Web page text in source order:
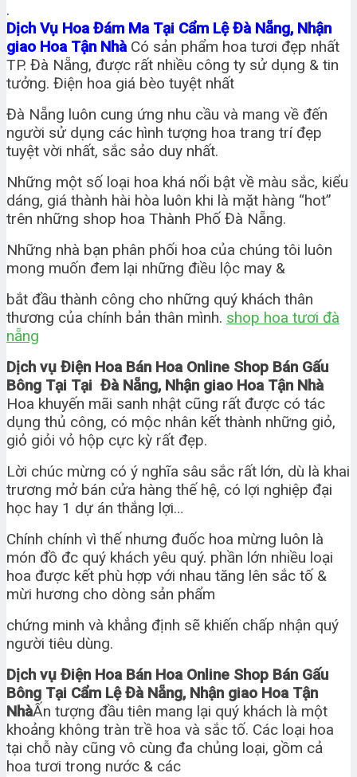
.
Dịch Vụ Hoa Đám Ma Tại Cẩm Lệ Đà Nẵng, Nhận
giao Hoa Tận Nhà Có sản phẩm hoa tươi đẹp nhất
TP. Đà Nẵng, được rất nhiều công ty sử dụng & tin
tưởng. Điện hoa giá bèo tuyệt nhất
Đà Nẵng luôn cung ứng nhu cầu và mang về đến
người sử dụng các hình tượng hoa trang trí đẹp
tuyệt vời nhất, sắc sảo duy nhất.
Những một số loại hoa khá nổi bật về màu sắc, kiểu
dáng, giá thành hài hòa luôn khi là mặt hàng “hot”
trên những shop hoa Thành Phố Đà Nẵng.
Những nhà bạn phân phối hoa của chúng tôi luôn
mong muốn đem lại những điều lộc may &
bắt đầu thành công cho những quý khách thân
thương của chính bản thân mình. shop hoa tươi đà
nẵng
Dịch vụ Điện Hoa Bán Hoa Online Shop Bán Gấu
Bông Tại Tại Đà Nẵng, Nhận giao Hoa Tận Nhà
Hoa khuyến mãi sanh nhật cũng rất được có tác
dụng thủ công, có mộc nhân kết thành những giỏ,
giỏ giỏi vỏ hộp cực kỳ rất đẹp.
Lời chúc mừng có ý nghĩa sâu sắc rất lớn, dù là khai
trương mở bán cửa hàng thế hệ, có lợi nghiệp đại
học hay 1 dự án thắng lợi…
Chính chính vì thế nhưng đuốc hoa mừng luôn là
món đồ đc quý khách yêu quý. phần lớn nhiều loại
hoa được kết phù hợp với nhau tăng lên sắc tố &
mừi hương cho dòng sản phẩm
chứng minh và khẳng định sẽ khiến chấp nhận quý
người tiêu dùng.
Dịch vụ Điện Hoa Bán Hoa Online Shop Bán Gấu
Bông Tại Cẩm Lệ Đà Nẵng, Nhận giao Hoa Tận
NhàẤn tượng đầu tiên mang lại quý khách là một
khoảng không tràn trề hoa và sắc tố. Các loại hoa
tại chỗ này cũng vô cùng đa chủng loại, gồm cả
hoa tươi trong nước & các